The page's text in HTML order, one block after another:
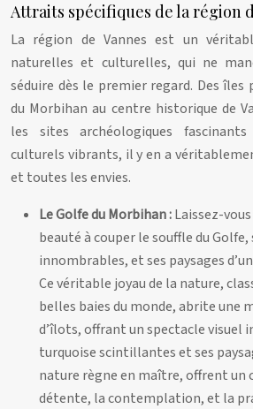
Attraits spécifiques de la région
La région de Vannes est un
naturelles et culturelles, qui ne
séduire dès le premier regard. Des îles
du Morbihan au centre historique de
les sites archéologiques
culturels vibrants, il y en a
et toutes les envies.
Le Golfe du Morbihan :Laissez-
beauté à couper le souffle du Golfe,
innombrables, et ses paysages
Ce véritable joyau de la nature,
belles baies du monde, abrite une
d’îlots, offrant un spectacle visuel
turquoise scintillantes et ses
nature règne en maître, offrent un
détente, la contemplation, et la